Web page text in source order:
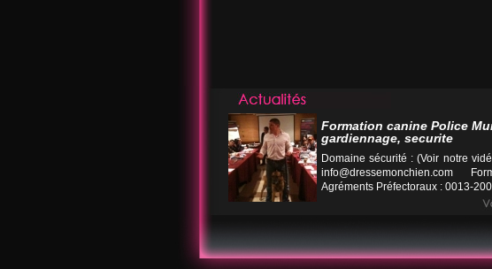
Formation canine Police
gardiennage, securite
Domaine sécurité : (Voir notre
info@dressemonchien.com
Agréments Préfectoraux : 0013-